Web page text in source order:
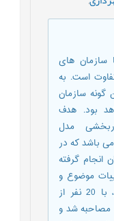
های
است. به
سازمان
بود. هدف
مدل
باشد که در
گرفته
ﻣﻮﺿﻮﻉ ﻭ
ﺑﺮﺭﺳﻰ ﻣﺪﻝ ﻫﺎ ﻭ ﺍﻟﮕﻮﻫﺎﻯ ﺷﺎیستگی، با 20 نفر از
، مصاحبه شد و